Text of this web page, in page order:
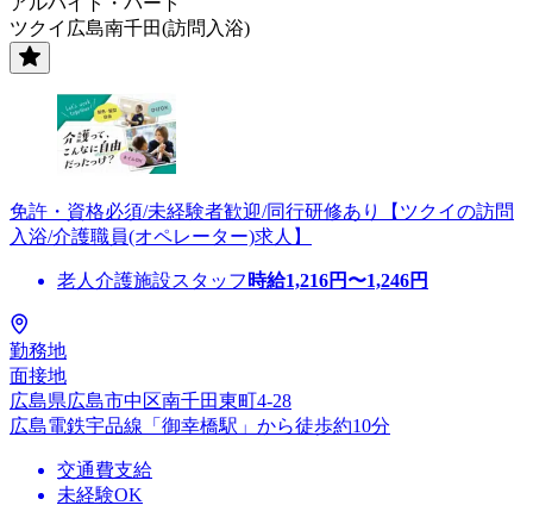
ツクイ広島南千田(訪問入浴)
免許・資格必須/未経験者歓迎/同行研修あり【ツクイの訪問
入浴/介護職員(オペレーター)求人】
老人介護施設スタッフ 時給1,216円〜1,246円
勤務地
面接地
広島県広島市中区南千田東町4-28
広島電鉄宇品線「御幸橋駅」から徒歩約10分
交通費支給
未経験OK